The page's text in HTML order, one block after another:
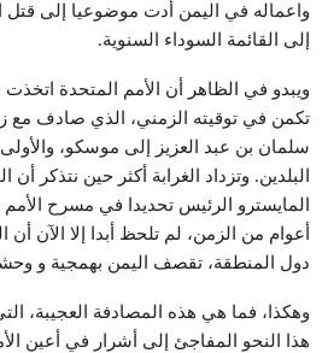
واعماله في اليمن أدت موضوعيا إلى
إلى القائمة السوداء السنوية.
ويبدو في الظاهر أن الأمم المتحدة
تكمن في توقيته الزمني، الذي صادف مع
سلمان بن عبد العزيز إلى موسكو،
البلدين. وتزداد الغرابة أكثر حين نتذكر أن
المايسترو الرئيس تحديدا في مسرح
أعوام من الزمن، لم تلحظ أبدا إلا الآن أن
دول المنطقة، تقصف اليمن بهمجية و
وهكذا، فما هي هذه المصادفة العجيبة،
هذا النحو المفاجئ إلى أشرار في أعين